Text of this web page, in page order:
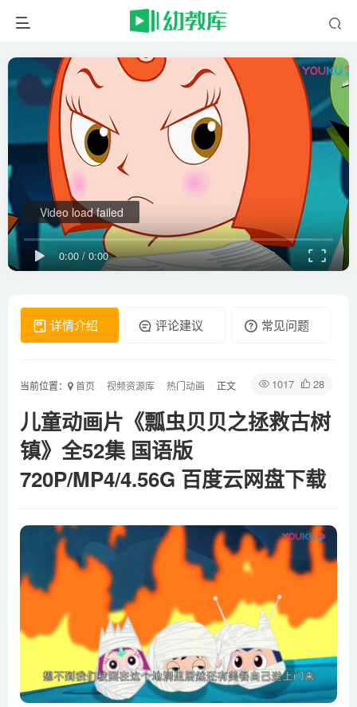
0:00/0:00
Video load failed
详情介绍 评论建议 常见问题
1017 28
当前位置： 首页 视频资源库 热门动画 正文
儿童动画片《瓢虫贝贝之拯救古树
镇》全52集 国语版
720P/MP4/4.56G 百度云网盘下载